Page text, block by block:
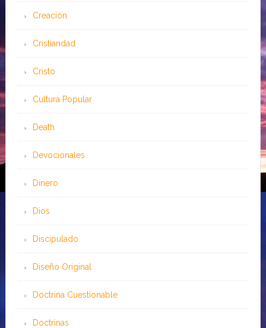
Creación
Cristiandad
Cristo
Cultura Popular
Death
Devocionales
Dinero
Dios
Discipulado
Diseño Original
Doctrina Cuestionable
Doctrinas